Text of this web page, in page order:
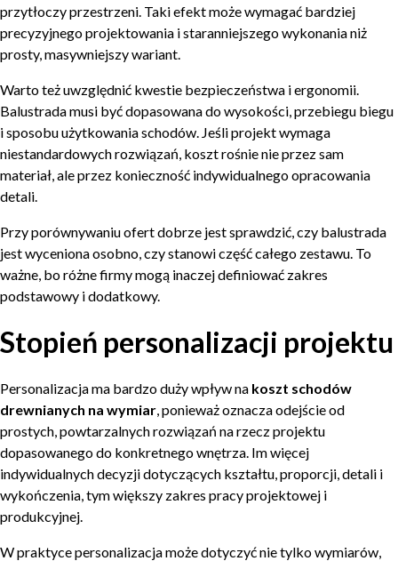
przytłoczy przestrzeni. Taki efekt może wymagać bardziej
precyzyjnego projektowania i staranniejszego wykonania niż
prosty, masywniejszy wariant.
Warto też uwzględnić kwestie bezpieczeństwa i ergonomii.
Balustrada musi być dopasowana do wysokości, przebiegu biegu
i sposobu użytkowania schodów. Jeśli projekt wymaga
niestandardowych rozwiązań, koszt rośnie nie przez sam
materiał, ale przez konieczność indywidualnego opracowania
detali.
Przy porównywaniu ofert dobrze jest sprawdzić, czy balustrada
jest wyceniona osobno, czy stanowi część całego zestawu. To
ważne, bo różne firmy mogą inaczej definiować zakres
podstawowy i dodatkowy.
Stopień personalizacji projektu
Personalizacja ma bardzo duży wpływ na koszt schodów
drewnianych na wymiar, ponieważ oznacza odejście od
prostych, powtarzalnych rozwiązań na rzecz projektu
dopasowanego do konkretnego wnętrza. Im więcej
indywidualnych decyzji dotyczących kształtu, proporcji, detali i
wykończenia, tym większy zakres pracy projektowej i
produkcyjnej.
W praktyce personalizacja może dotyczyć nie tylko wymiarów,